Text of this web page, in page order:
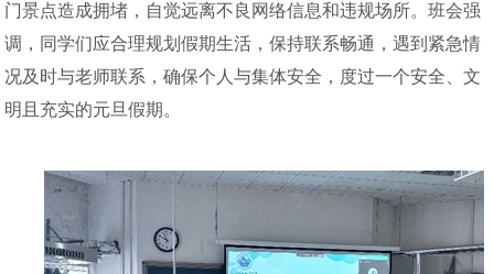
门景点造成拥堵，自觉远离不良网络信息和违规场所。班会强
调，同学们应合理规划假期生活，保持联系畅通，遇到紧急情
况及时与老师联系，确保个人与集体安全，度过一个安全、文
明且充实的元旦假期。